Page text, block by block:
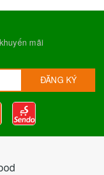
mãi
ĐĂNG KÝ